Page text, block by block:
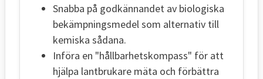
Snabba på godkännandet av biologiska
bekämpningsmedel som alternativ till
kemiska sådana.
Införa en "hållbarhetskompass" för att
hjälpa lantbrukare mäta och förbättra